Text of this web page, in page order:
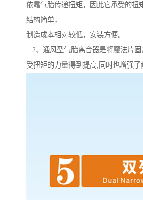
依靠气胎传递扭矩，因此它承受的扭
结构简单，
制造成本相对较低，安装方便。
2、通风型气胎离合器是将魔法片
受扭矩的力量得到提高,同时也增强了